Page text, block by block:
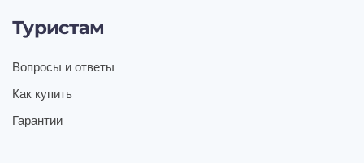
Туристам
Вопросы и ответы
Как купить
Гарантии